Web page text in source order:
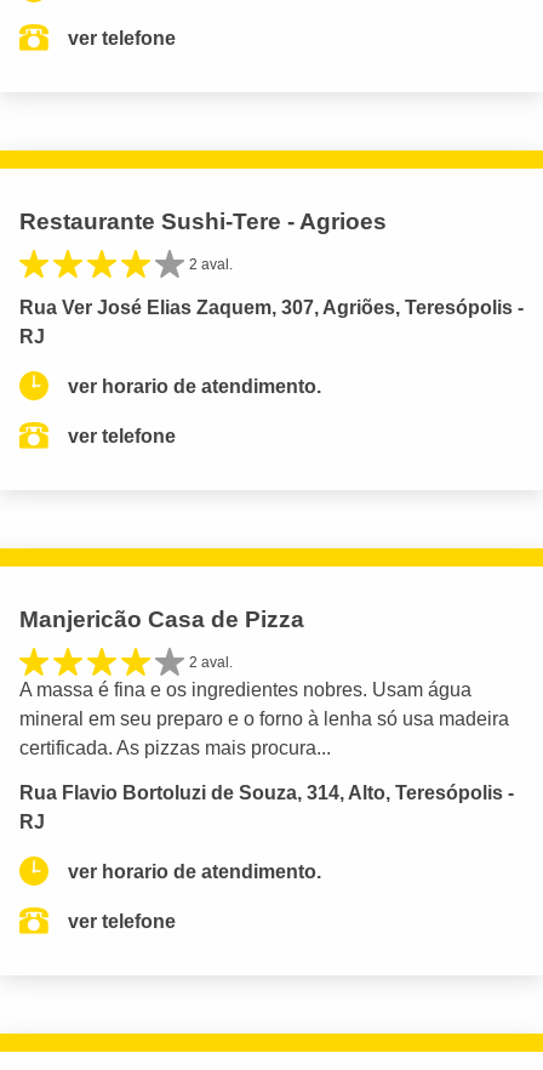
ver telefone
Restaurante Sushi-Tere - Agrioes
2 aval.
Rua Ver José Elias Zaquem, 307, Agriões, Teresópolis -
RJ
ver horario de atendimento.
ver telefone
Manjericão Casa de Pizza
2 aval.
A massa é fina e os ingredientes nobres. Usam água
mineral em seu preparo e o forno à lenha só usa madeira
certificada. As pizzas mais procura...
Rua Flavio Bortoluzi de Souza, 314, Alto, Teresópolis -
RJ
ver horario de atendimento.
ver telefone